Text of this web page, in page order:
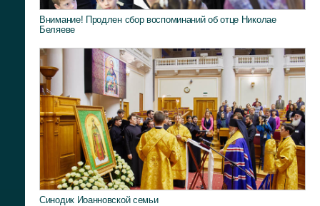
Внимание! Продлен сбор воспоминаний об отце Николае
Беляеве
Синодик Иоанновской семьи